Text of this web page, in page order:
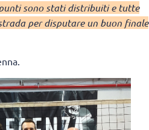
sono stati distribuiti e tutte
per disputare un buon finale